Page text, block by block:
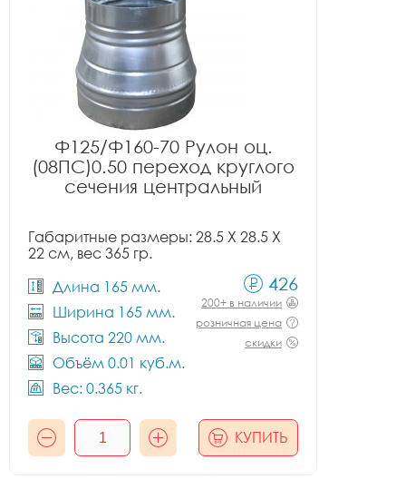
Ф125/Ф160-70 Рулон оц.
(08ПС)0.50 переход круглого
сечения центральный
Габаритные размеры: 28.5 X 28.5 X
22 см, вес 365 гр.
Длина 165 мм.
Ширина 165 мм.
Высота 220 мм.
Объём 0.01 куб.м.
Вес: 0.365 кг.
426
200+ в наличии
розничная цена
скидки
КУПИТЬ